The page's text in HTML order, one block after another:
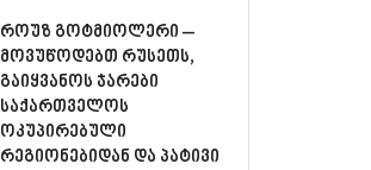
როუზ გოტმიოლერი –
მოვუწოდებთ რუსეთს,
გაიყვანოს ჯარები
საქართველოს
ოკუპირებული
რეგიონებიდან და პატივი